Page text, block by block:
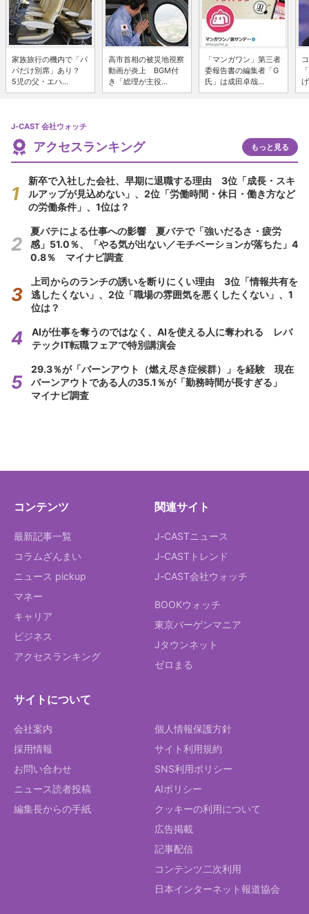
家族旅行の機内で「パ
パだけ別席」あり？
5児の父・エハ...
高市首相の被災地視察
動画が炎上 BGM付
き「総理が主役...
「マンガワン」第三者
委報告書の編集者「G
氏」は成田卓哉...
J-CAST 会社ウォッチ
アクセスランキング もっと見る
新卒で入社した会社、早期に退職する理由 3位「成長・スキ
ルアップが見込めない」、2位「労働時間・休日・働き方など
の労働条件」、1位は？
夏バテによる仕事への影響 夏バテで「強いだるさ・疲労
感」51.0％、「やる気が出ない／モチベーションが落ちた」4
0.8％ マイナビ調査
上司からのランチの誘いを断りにくい理由 3位「情報共有を
逃したくない」、2位「職場の雰囲気を悪くしたくない」、1
位は？
AIが仕事を奪うのではなく、AIを使える人に奪われる レバ
テックIT転職フェアで特別講演会
29.3％が「バーンアウト（燃え尽き症候群）」を経験 現在
バーンアウトである人の35.1％が「勤務時間が長すぎる」
マイナビ調査
コンテンツ
最新記事一覧
コラムざんまい
ニュース pickup
マネー
キャリア
ビジネス
アクセスランキング
関連サイト
J-CASTニュース
J-CASTトレンド
J-CAST会社ウォッチ
BOOKウォッチ
東京バーゲンマニア
Jタウンネット
ゼロまる
サイトについて
会社案内
採用情報
お問い合わせ
ニュース読者投稿
編集長からの手紙
個人情報保護方針
サイト利用規約
SNS利用ポリシー
AIポリシー
クッキーの利用について
広告掲載
記事配信
コンテンツ二次利用
日本インターネット報道協会